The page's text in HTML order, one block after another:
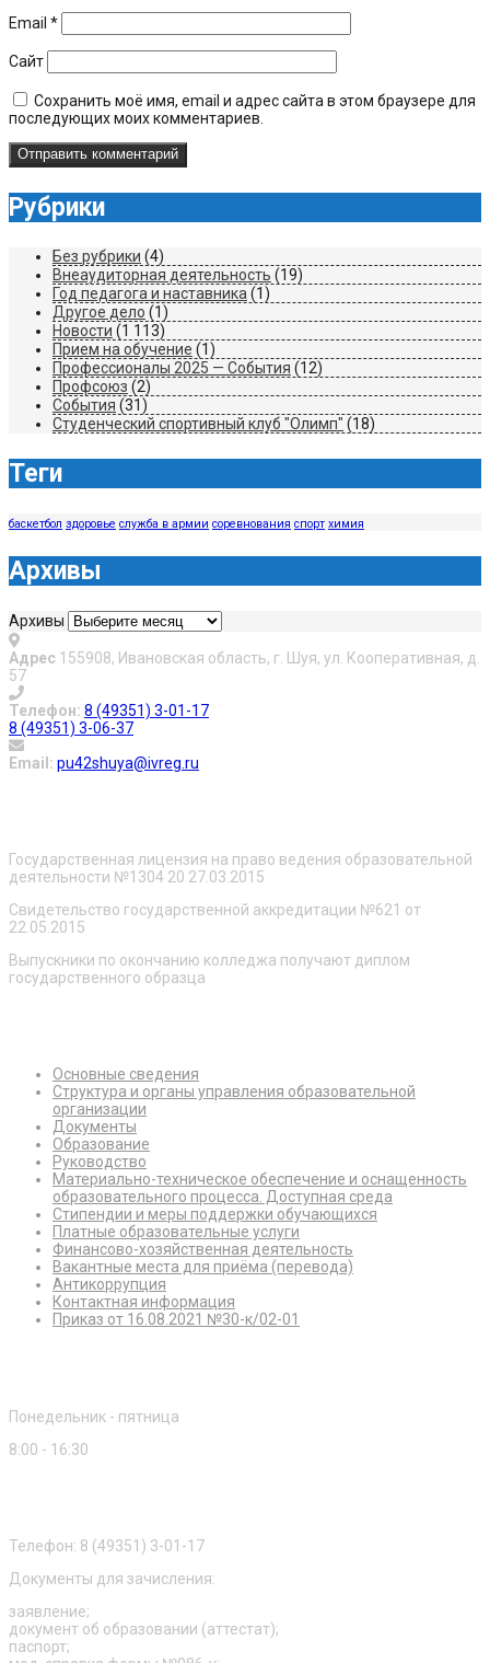
Email *
Сайт
Сохранить моё имя, email и адрес сайта в этом браузере для
последующих моих комментариев.
Рубрики
Без рубрики (4)
Внеаудиторная деятельность (19)
Год педагога и наставника (1)
Другое дело (1)
Новости (1 113)
Прием на обучение (1)
Профессионалы 2025 — События (12)
Профсоюз (2)
События (31)
Студенческий спортивный клуб "Олимп" (18)
Теги
баскетбол здоровье служба в армии соревнования спорт химия
Архивы
Архивы
Адрес 155908, Ивановская область, г. Шуя, ул. Кооперативная, д.
57
Телефон: 8 (49351) 3-01-17
8 (49351) 3-06-37
Email: pu42shuya@ivreg.ru
Государственная лицензия на право ведения образовательной
деятельности №1304 20 27.03.2015
Свидетельство государственной аккредитации №621 от
22.05.2015
Выпускники по окончанию колледжа получают диплом
государственного образца
Основные сведения
Структура и органы управления образовательной
организации
Документы
Образование
Руководство
Материально-техническое обеспечение и оснащенность
образовательного процесса. Доступная среда
Стипендии и меры поддержки обучающихся
Платные образовательные услуги
Финансово-хозяйственная деятельность
Вакантные места для приёма (перевода)
Антикоррупция
Контактная информация
Приказ от 16.08.2021 №30-к/02-01
Понедельник - пятница
8:00 - 16:30
Телефон: 8 (49351) 3-01-17
Документы для зачисления:
заявление;
документ об образовании (аттестат);
паспорт;